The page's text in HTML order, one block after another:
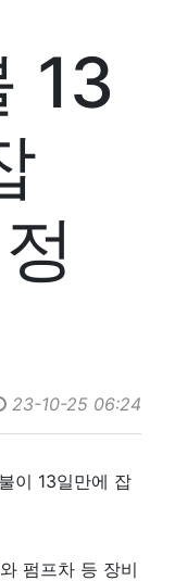
13
23-10-25 06:24
이 13일만에 잡
펌프차 등 장비